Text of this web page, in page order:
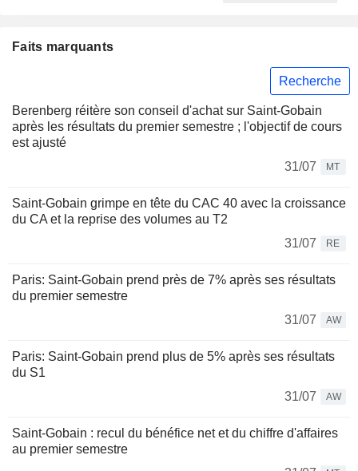
Faits marquants
Recherche
Berenberg réitère son conseil d'achat sur Saint-Gobain
après les résultats du premier semestre ; l'objectif de cours
est ajusté
31/07
MT
Saint-Gobain grimpe en tête du CAC 40 avec la croissance
du CA et la reprise des volumes au T2
31/07
RE
Paris: Saint-Gobain prend près de 7% après ses résultats
du premier semestre
31/07
AW
Paris: Saint-Gobain prend plus de 5% après ses résultats
du S1
31/07
AW
Saint-Gobain : recul du bénéfice net et du chiffre d'affaires
au premier semestre